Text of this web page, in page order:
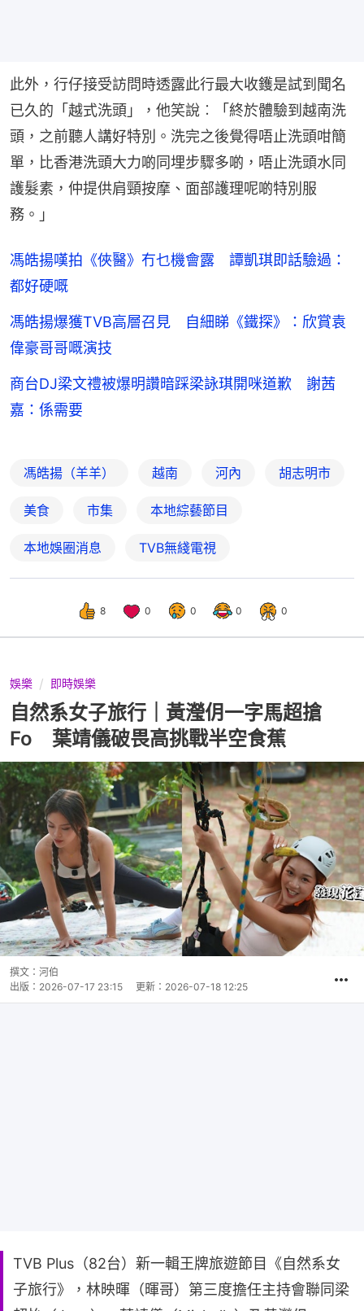
此外，行仔接受訪問時透露此行最大收鑊是試到聞名
已久的「越式洗頭」，他笑說︰「終於體驗到越南洗
頭，之前聽人講好特別。洗完之後覺得唔止洗頭咁簡
單，比香港洗頭大力啲同埋步驟多啲，唔止洗頭水同
護髮素，仲提供肩頸按摩、面部護理呢啲特別服
務。」
馮皓揚嘆拍《俠醫》冇乜機會露 譚凱琪即話驗過：
都好硬嘅
馮皓揚爆獲TVB高層召見 自細睇《鐵探》：欣賞袁
偉豪哥哥嘅演技
商台DJ梁文禮被爆明讚暗踩梁詠琪開咪道歉 謝茜
嘉：係需要
馮皓揚（羊羊） 越南 河內 胡志明市
美食 市集 本地綜藝節目
本地娛圈消息 TVB無綫電視
8 0 0 0 0
娛樂 即時娛樂
自然系女子旅行｜黃瀅仴一字馬超搶
Fo 葉靖儀破畏高挑戰半空食蕉
撰文： 河伯
出版： 2026-07-17 23:15 更新： 2026-07-18 12:25
TVB Plus（82台）新一輯王牌旅遊節目《自然系女
子旅行》，林映暉（暉哥）第三度擔任主持會聯同梁